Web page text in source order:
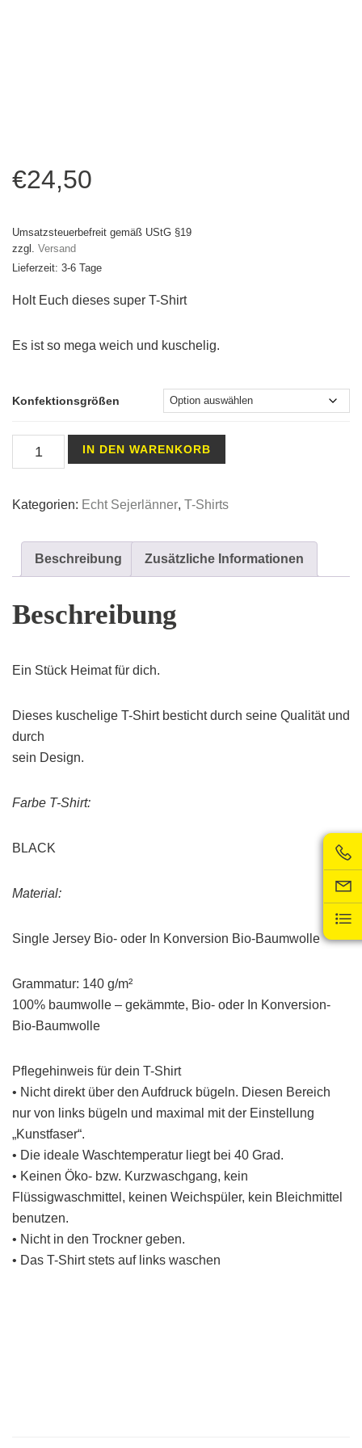
€24,50
Umsatzsteuerbefreit gemäß UStG §19
zzgl. Versand
Lieferzeit: 3-6 Tage
Holt Euch dieses super T-Shirt
Es ist so mega weich und kuschelig.
Konfektionsgrößen
Shirt
Jong
IN DEN WARENKORB
Kategorien: Echt Sejerlänner, T-Shirts
Beschreibung Zusätzliche Informationen
Beschreibung
Ein Stück Heimat für dich.
Dieses kuschelige T-Shirt besticht durch seine Qualität und
durch
sein Design.
Farbe T-Shirt:
BLACK
Material:
Single Jersey Bio- oder In Konversion Bio-Baumwolle
Grammatur: 140 g/m²
100% baumwolle – gekämmte, Bio- oder In Konversion-
Bio-Baumwolle
Pflegehinweis für dein T-Shirt
• Nicht direkt über den Aufdruck bügeln. Diesen Bereich
nur von links bügeln und maximal mit der Einstellung
„Kunstfaser“.
• Die ideale Waschtemperatur liegt bei 40 Grad.
• Keinen Öko- bzw. Kurzwaschgang, kein
Flüssigwaschmittel, keinen Weichspüler, kein Bleichmittel
benutzen.
• Nicht in den Trockner geben.
• Das T-Shirt stets auf links waschen